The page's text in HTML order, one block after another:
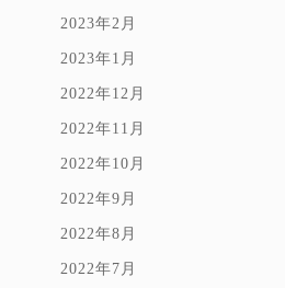
2023年2月
2023年1月
2022年12月
2022年11月
2022年10月
2022年9月
2022年8月
2022年7月